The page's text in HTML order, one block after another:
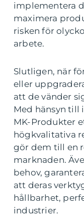
implementera
maximera
risken för
arbete.
Slutligen, när
eller
att de vänder
Med hänsyn
MK-Produkter
högkvalitativa
gör dem till en
marknaden.
behov,
att deras
hållbarhet,
industrier.